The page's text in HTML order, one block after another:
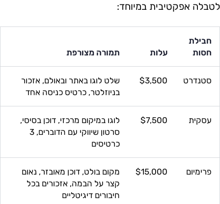
לטבלה אפקטיבית במיוחד:
חבילת
חסות
עלות תמורה מצורפת
סטנדרט $3,500
שלט לוגו באתר ובאולם, אזכור
בניוזלטר, כרטיס כניסה אחד
עסקית $7,500
לוגו במיקום מרכזי, דוכן בסיסי,
סרטון שיווקי עם הדוברים, 3
כרטיסים
פרימיום $15,000
מקום בולט, דוכן מאובזר, נאום
קצר על הבמה, אזכורים בכל
חיבורים דיגיטליים